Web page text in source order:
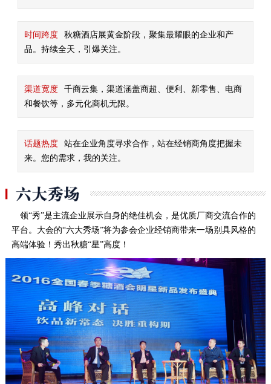
时间跨度
秋糖酒店展黄金阶段，聚集最耀眼的企业和产
品。持续全天，引爆关注。
渠道宽度
千商云集，渠道涵盖商超、便利、新零售、电商
和餐饮等，多元化商机无限。
话题热度
站在企业角度寻求合作，站在经销商角度把握未
来。您的需求，我的关注。
领“秀”是主流企业展示自身的绝佳机会，是优质厂商交流合作的
平台。大会的“六大秀场”将为参会企业经销商带来一场别具风格的
高端体验！秀出秋糖“星”高度！